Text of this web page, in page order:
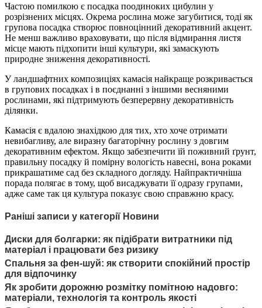
Частою помилкою є посадка поодиноких цибулин у
розрізнених місцях. Окрема рослина може загубитися, тоді як
групова посадка створює повноцінний декоративний акцент.
Не менш важливо враховувати, що після відмирання листя
місце мають підхопити інші культури, які замаскують
природне зниження декоративності.
У ландшафтних композиціях камасія найкраще розкривається
в групових посадках і в поєднанні з іншими весняними
рослинами, які підтримують безперервну декоративність
ділянки.
Камасія є вдалою знахідкою для тих, хто хоче отримати
невибагливу, але виразну багаторічну рослину з довгим
декоративним ефектом. Якщо забезпечити їй поживний ґрунт,
правильну посадку й помірну вологість навесні, вона роками
прикрашатиме сад без складного догляду. Найпрактичніша
порада полягає в тому, щоб висаджувати її одразу групами,
адже саме так ця культура показує свою справжню красу.
Раніші записи у категорії Новини
Диски для болгарки: як підібрати витратники під
матеріал і працювати без ризику
Спальня за фен-шуй: як створити спокійний простір
для відпочинку
Як зробити дорожню розмітку помітною надовго:
матеріали, технологія та контроль якості